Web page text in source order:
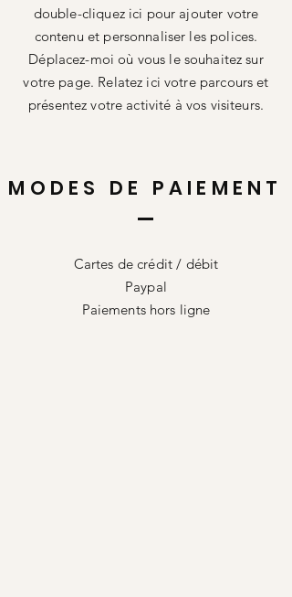
double-cliquez ici pour ajouter votre
contenu et personnaliser les polices.
Déplacez-moi où vous le souhaitez sur
votre page. Relatez ici votre parcours et
présentez votre activité à vos visiteurs.
MODES DE PAIEMENT
Cartes de crédit / débit
Paypal
Paiements hors ligne